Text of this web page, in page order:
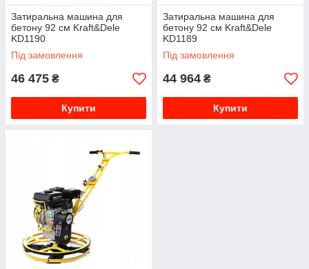
Затиральна машина для
бетону 92 см Kraft&Dele
KD1190
Під замовлення
46 475 ₴
Купити
Затиральна машина для
бетону 92 см Kraft&Dele
KD1189
Під замовлення
44 964 ₴
Купити